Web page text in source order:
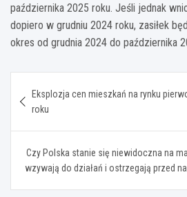
października 2025 roku. Jeśli jednak
dopiero w grudniu 2024 roku, zasiłek
okres od grudnia 2024 do października
wpisu
Eksplozja cen mieszkań na rynku
roku
Czy Polska stanie się niewidoczna na
wzywają do działań i ostrzegają przed